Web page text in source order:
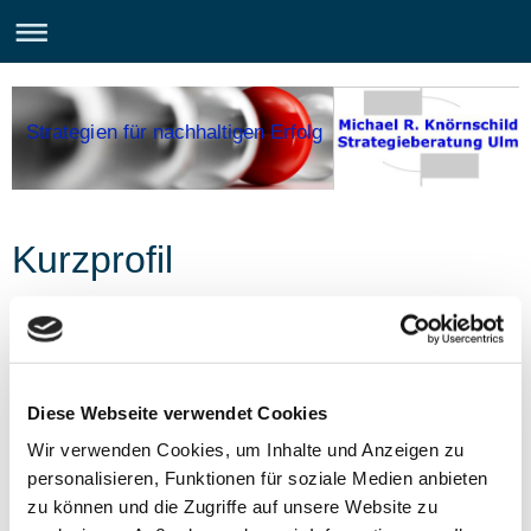
Diese Webseite verwendet Cookies
Wir verwenden Cookies, um Inhalte und Anzeigen zu
personalisieren, Funktionen für soziale Medien anbieten
zu können und die Zugriffe auf unsere Website zu
Strategien für nachhaltigen Erfolg
Kurzprofil
Michael R. Dozentunter
anderemfür BWL, Kosten- undLeistungsrechnung undAdA-Schein
Zudemist er seit mehr als20 Jahren als
Unternehmensberater mitdem Schwerpunkt Strategieberatung,
Unternehmensbewertung, Controlling und
Unternehmenssanierungen tätig.